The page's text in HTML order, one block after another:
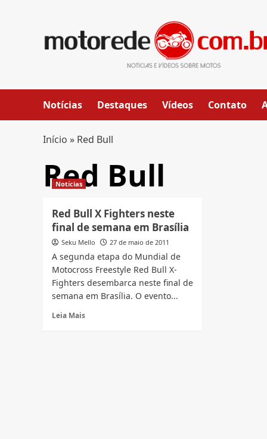
Notícias Destaques Vídeos Contato
Início » Red Bull
Red Bull
Notícias
Red Bull X Fighters neste
final de semana em Brasília
Seku Mello 27 de maio de 2011
A segunda etapa do Mundial de
Motocross Freestyle Red Bull X-
Fighters desembarca neste final de
semana em Brasília. O evento...
Leia Mais